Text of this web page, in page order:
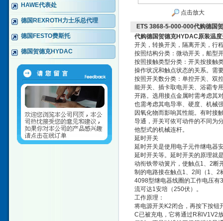
HAWE代表处
德国REXROTH力士乐总代理
德国FESTO费斯托
德国贺德克HYDAC
点击放大
ETS 3868-5-000-000代购德国
代购德国贺德克HYDAC原装温
开关，转换开关，隔离开关，行
按照结构分类：微动开关，船型
按照接触类型分类：开关按接触
操作状况和触点状态的关系。需
按照开关数分类：单控开关、双
能开关、插卡取电开关、浴霸专
开路。选用接点金属时需考虑其
也需考虑其电导率、硬度、机械
因氧化物而影响其性能。有时接
导通，开关可依可动件的不同为
他型式的机械连杆。
延时开关
延时开关是使用电子元件继电器
延时开关等。延时开关的原理就
动衔铁带动簧片，使触点1、2断
制的电路接在触点1、2间（1、2
4098型继电器线圈的工作电压有
流可达1安培（250伏）。
工作原理：
将电源开关K2闭合，再按下按钮
C已被充电，它将通过R和V1V2